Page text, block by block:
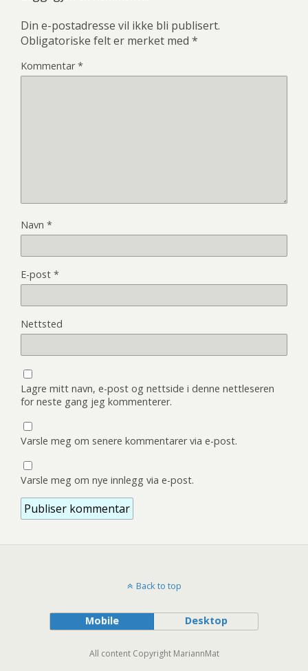
Din e-postadresse vil ikke bli publisert.
Obligatoriske felt er merket med *
Kommentar*
Navn *
E-post *
Nettsted
Lagre mitt navn, e-post og nettside i denne nettleseren
for neste gang jeg kommenterer.
Varsle meg om senere kommentarer via e-post.
Varsle meg om nye innlegg via e-post.
Back to top
Mobile Desktop
All content Copyright MariannMat